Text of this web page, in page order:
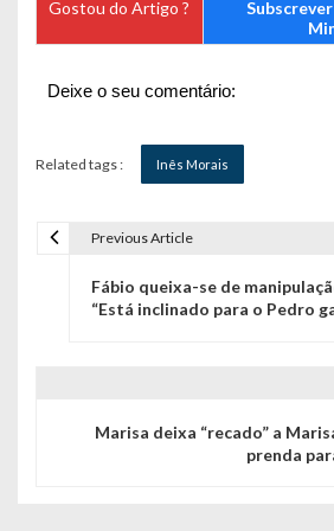
Gostou do Artigo ?
Deixe o seu comentário:
Related tags : Inês Morais
Previous Article
Fábio queixa-se de
“Está inclinado para o Pedro
Marisa deixa “recado” a
prenda